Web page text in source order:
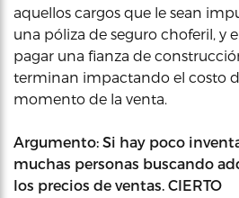
aquellos cargos que le sean
una póliza de seguro choferil, y
pagar una fianza de
terminan impactando el costo
momento de la venta.
Argumento: Si hay poco
muchas personas buscando
los precios de ventas. CIERTO